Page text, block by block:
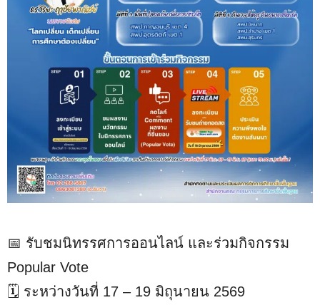
📅 รับชมนิทรรศการออนไลน์ และร่วมกิจกรรม
Popular Vote
🗓️ ระหว่างวันที่ 17 – 19 มิถุนายน 2569